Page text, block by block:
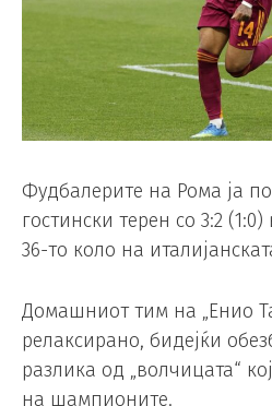
Фудбалерите на Рома ја
гостински терен со 3:2
36-то коло на
Домашниот тим на „Енио
релаксирано, бидејќи
разлика од „волчицата“
на шампионите.